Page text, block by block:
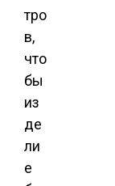
тро
в,
что
бы
из
де
ли
е